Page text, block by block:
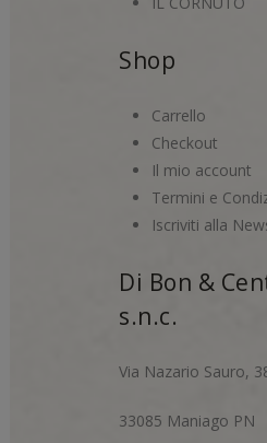
Shop
Carrello
Checkout
Il mio account
Termini e
Iscriviti alla
Di Bon &
s.n.c.
Via Nazario Sauro,
33085 Maniago PN